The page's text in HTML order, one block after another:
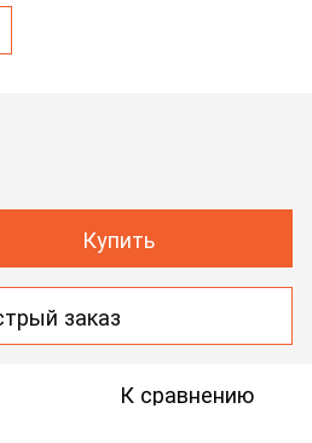
Купить
заказ
К сравнению